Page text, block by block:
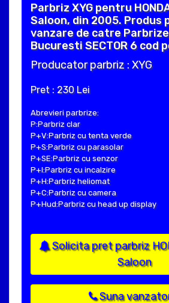
Parbriz XYG pentru
Saloon, din 2005. Produs
vanzare de catre
Bucuresti SECTOR 6 cod
Producator parbriz : XYG
Pret : 230 Lei
Abrevieri parbrize:
P:Parbriz clar
P+V:Parbriz cu tenta verde
P+S:Parbriz cu parasolar
P+SE:Parbriz cu senzor
P+I:Parbriz cu incalzire
P+H:Parbriz heliomat
P+C:Parbriz cu camera
P+Hud:Parbriz cu head up display
Solicita pret parbriz
Saloon
Suna